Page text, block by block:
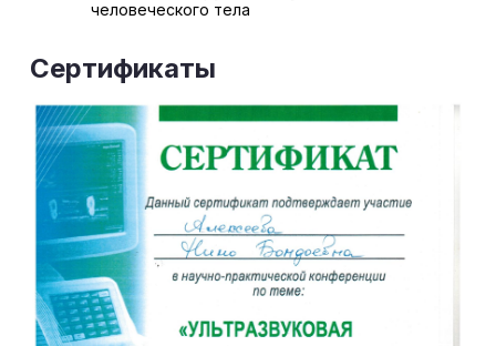
человеческого тела
Сертификаты